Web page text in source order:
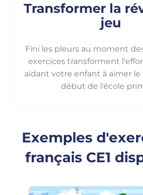
Transformer la
jeu
Fini les pleurs au moment
exercices transforment
aidant votre enfant à aimer le
début de l'école
Exemples
français CE1